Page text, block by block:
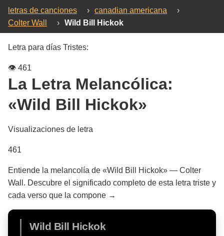
letras de canciones › canadian americana
›
Colter Wall
› Wild Bill Hickok
Letra para días Tristes:
👁️ 461
La Letra Melancólica:
«Wild Bill Hickok»
Visualizaciones de letra
461
Entiende la melancolía de «Wild Bill Hickok» — Colter
Wall. Descubre el significado completo de esta letra triste y
cada verso que la compone →
Wild Bill Hickok